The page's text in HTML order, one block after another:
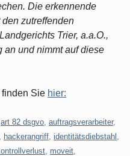
Die erkennende
zutreffenden
Trier, a.a.O.,
an und nimmt auf diese
finden Sie hier:
art 82 dsgvo auftragsverarbeiter,
hackerangriff identitätsdiebstahl
moveit